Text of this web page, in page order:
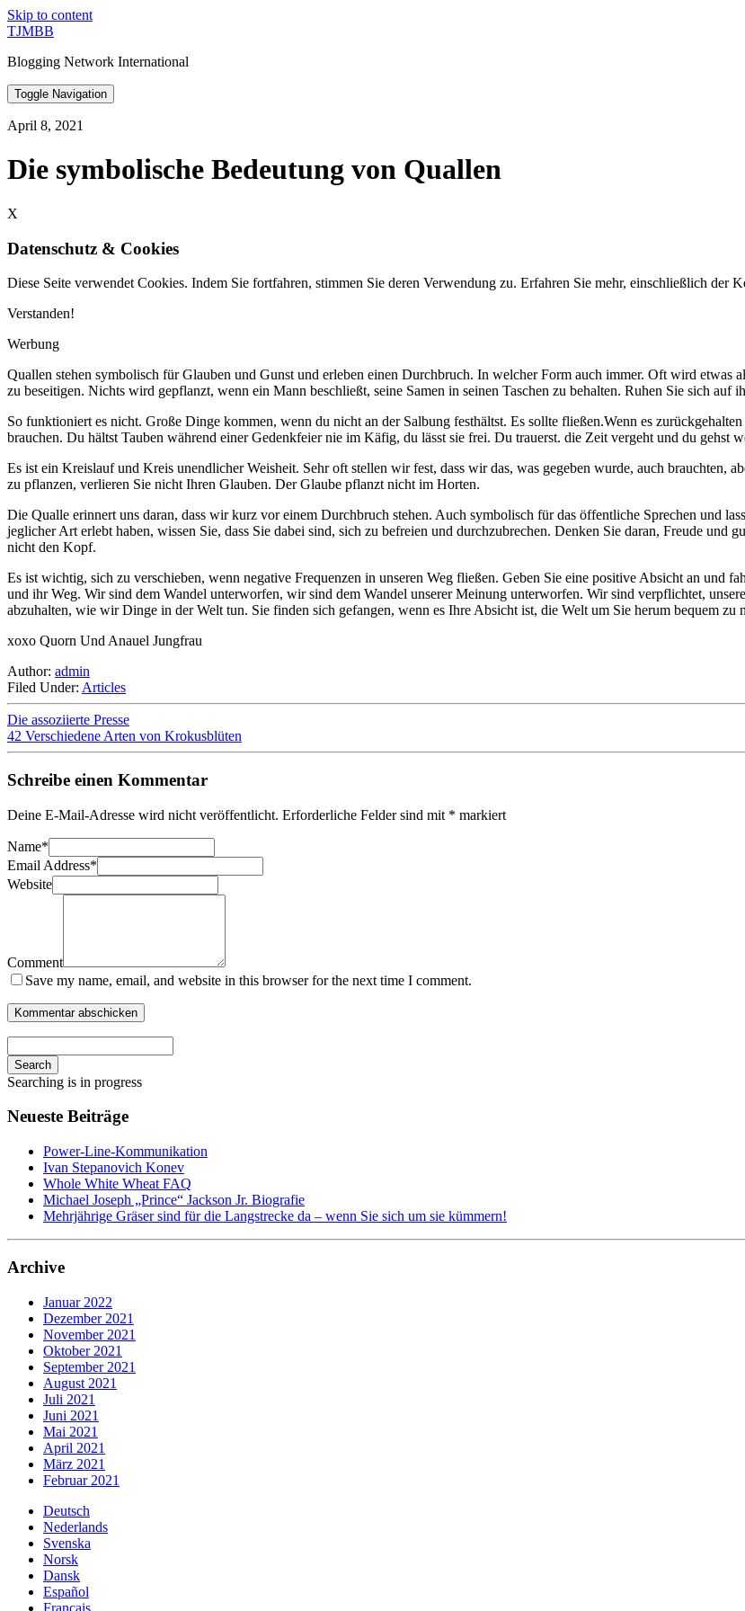
Skip to content
TJMBB
Blogging Network International
Toggle Navigation
April 8, 2021
Die symbolische Bedeutung von Quallen
X
Datenschutz & Cookies
Diese Seite verwendet Cookies. Indem Sie fortfahren, stimmen Sie deren Verwendung zu. Erfahren Sie mehr, einschließlich der
Verstanden!
Werbung
Quallen stehen symbolisch für Glauben und Gunst und erleben einen Durchbruch. In welcher Form auch immer. Oft wird
zu beseitigen. Nichts wird gepflanzt, wenn ein Mann beschließt, seine Samen in seinen Taschen zu behalten. Ruhen Sie sich
So funktioniert es nicht. Große Dinge kommen, wenn du nicht an der Salbung festhältst. Es sollte fließen.Wenn es
brauchen. Du hältst Tauben während einer Gedenkfeier nie im Käfig, du lässt sie frei. Du trauerst. die Zeit vergeht und du gehst
Es ist ein Kreislauf und Kreis unendlicher Weisheit. Sehr oft stellen wir fest, dass wir das, was gegeben wurde, auch brauchten,
zu pflanzen, verlieren Sie nicht Ihren Glauben. Der Glaube pflanzt nicht im Horten.
Die Qualle erinnert uns daran, dass wir kurz vor einem Durchbruch stehen. Auch symbolisch für das öffentliche Sprechen und
jeglicher Art erlebt haben, wissen Sie, dass Sie dabei sind, sich zu befreien und durchzubrechen. Denken Sie daran, Freude und
nicht den Kopf.
Es ist wichtig, sich zu verschieben, wenn negative Frequenzen in unseren Weg fließen. Geben Sie eine positive Absicht an und
und ihr Weg. Wir sind dem Wandel unterworfen, wir sind dem Wandel unserer Meinung unterworfen. Wir sind verpflichtet,
abzuhalten, wie wir Dinge in der Welt tun. Sie finden sich gefangen, wenn es Ihre Absicht ist, die Welt um Sie herum bequem zu
xoxo Quorn Und Anauel Jungfrau
Author: admin
Filed Under: Articles
Die assoziierte Presse
42 Verschiedene Arten von Krokusblüten
Schreibe einen Kommentar
Deine E-Mail-Adresse wird nicht veröffentlicht. Erforderliche Felder sind mit * markiert
Name*
Email Address*
Website
Comment
Save my name, email, and website in this browser for the next time I comment.
Search
Searching is in progress
Neueste Beiträge
Power-Line-Kommunikation
Ivan Stepanovich Konev
Whole White Wheat FAQ
Michael Joseph „Prince“ Jackson Jr. Biografie
Mehrjährige Gräser sind für die Langstrecke da – wenn Sie sich um sie kümmern!
Archive
Januar 2022
Dezember 2021
November 2021
Oktober 2021
September 2021
August 2021
Juli 2021
Juni 2021
Mai 2021
April 2021
März 2021
Februar 2021
Deutsch
Nederlands
Svenska
Norsk
Dansk
Español
Français